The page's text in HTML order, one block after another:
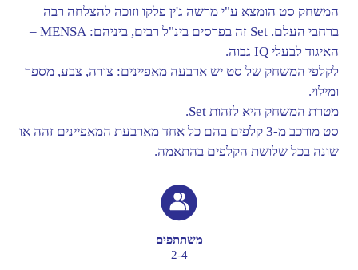
המשחק סט הומצא ע"י מרשה ג'ין פלקו וזוכה להצלחה רבה
ברחבי העלם. Set זה בפרסים בינ"ל רבים, ביניהם: MENSA –
האיגוד לבעלי IQ גבוה.
לקלפי המשחק של סט יש ארבעה מאפיינים: צורה, צבע, מספר
ומילוי.
מטרת המשחק היא לזהות Set.
סט מורכב מ-3 קלפים בהם כל אחד מארבעת המאפיינים זהה או
שונה בכל שלושת הקלפים בהתאמה.
משתתפים
2-4